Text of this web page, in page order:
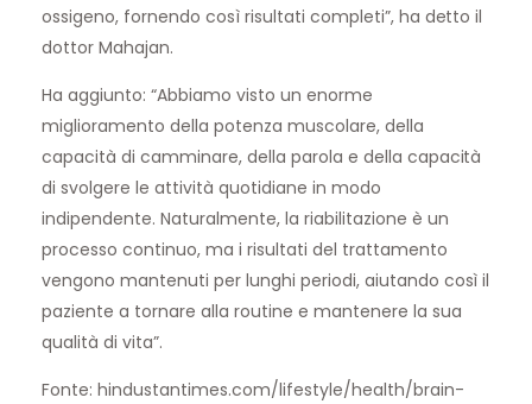
ossigeno, fornendo così risultati completi”, ha detto il
dottor Mahajan.
Ha aggiunto: “Abbiamo visto un enorme
miglioramento della potenza muscolare, della
capacità di camminare, della parola e della capacità
di svolgere le attività quotidiane in modo
indipendente. Naturalmente, la riabilitazione è un
processo continuo, ma i risultati del trattamento
vengono mantenuti per lunghi periodi, aiutando così il
paziente a tornare alla routine e mantenere la sua
qualità di vita”.
Fonte: hindustantimes.com/lifestyle/health/brain-